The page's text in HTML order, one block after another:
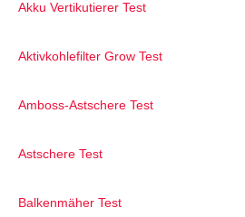
Akku Vertikutierer Test
Aktivkohlefilter Grow Test
Amboss-Astschere Test
Astschere Test
Balkenmäher Test